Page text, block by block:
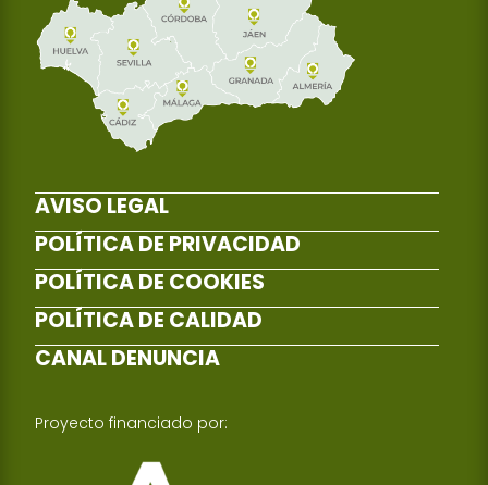
AVISO LEGAL
POLÍTICA DE PRIVACIDAD
POLÍTICA DE COOKIES
POLÍTICA DE CALIDAD
CANAL DENUNCIA
Proyecto financiado por: